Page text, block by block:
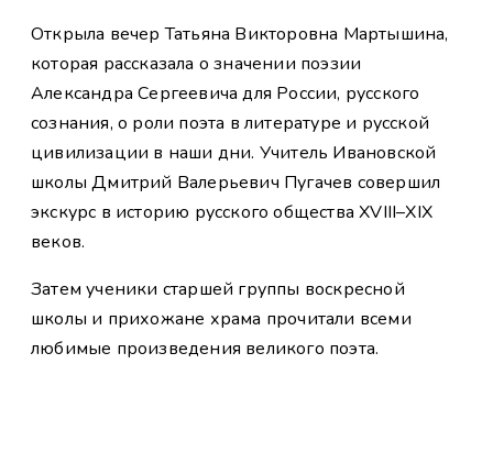
Открыла вечер Татьяна Викторовна Мартышина,
которая рассказала о значении поэзии
Александра Сергеевича для России, русского
сознания, о роли поэта в литературе и русской
цивилизации в наши дни. Учитель Ивановской
школы Дмитрий Валерьевич Пугачев совершил
экскурс в историю русского общества XVIII–XIX
веков.
Затем ученики старшей группы воскресной
школы и прихожане храма прочитали всеми
любимые произведения великого поэта.